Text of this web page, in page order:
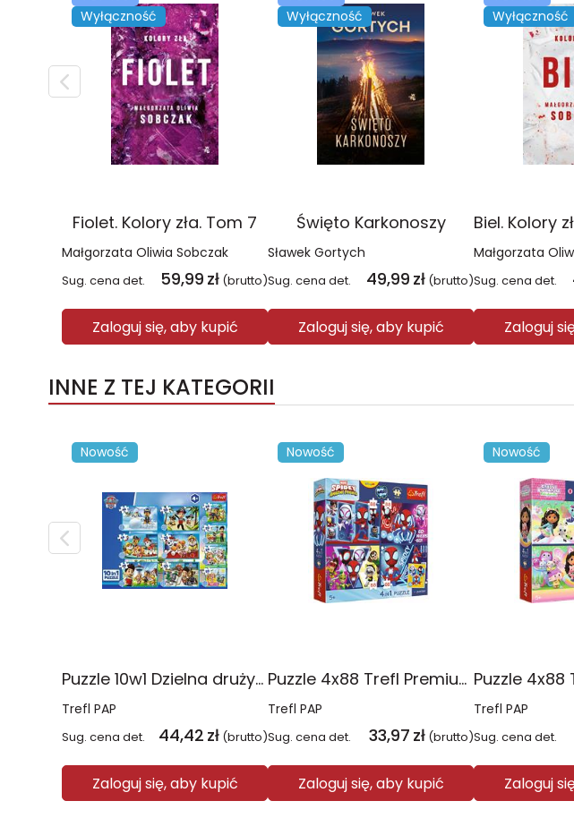
Wyłączność
Fiolet. Kolory zła. Tom 7
Małgorzata Oliwia Sobczak
Sug. cena det. 59,99 zł (brutto)
Zaloguj się, aby kupić
Wyłączność
Święto Karkonoszy
Sławek Gortych
Sug. cena det. 49,99 zł (brutto)
Zaloguj się, aby kupić
Wyłączność
Małgorzata
Sug. cena det.
Zaloguj
INNE Z TEJ KATEGORII
Nowość
Puzzle 10w1 Dzielna drużyna Psiego Patrolu 96012
Trefl PAP
Sug. cena det. 44,42 zł (brutto)
Zaloguj się, aby kupić
Nowość
Puzzle 4x88 Trefl Premium Plus Kids Pajęczy dzień Spidey 34696
Trefl PAP
Sug. cena det. 33,97 zł (brutto)
Zaloguj się, aby kupić
Nowość
Trefl PAP
Sug. cena det.
Zaloguj